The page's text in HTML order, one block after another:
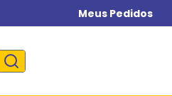
Meus Pedidos